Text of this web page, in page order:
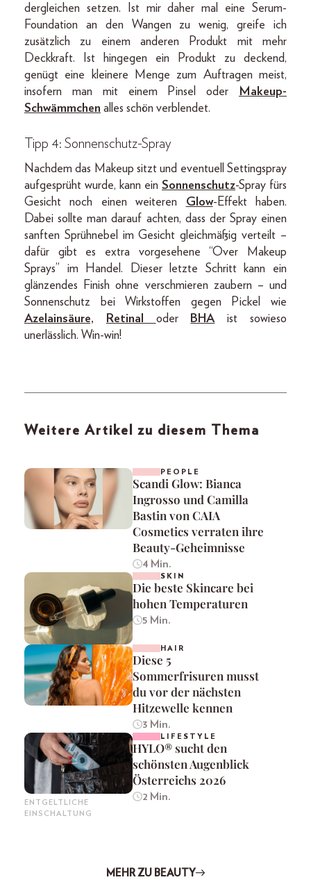
dergleichen setzen. Ist mir daher mal eine Serum-
Foundation an den Wangen zu wenig, greife ich
zusätzlich zu einem anderen Produkt mit mehr
Deckkraft. Ist hingegen ein Produkt zu deckend,
genügt eine kleinere Menge zum Auftragen meist,
insofern man mit einem Pinsel oder
Makeup-
Schwämmchen alles schön verblendet.
Tipp 4: Sonnenschutz-Spray
Nachdem das Makeup sitzt und eventuell Settingspray
aufgesprüht wurde, kann ein Sonnenschutz-Spray fürs
Gesicht noch einen weiteren Glow-Effekt haben.
Dabei sollte man darauf achten, dass der Spray einen
sanften Sprühnebel im Gesicht gleichmäßig verteilt –
dafür gibt es extra vorgesehene “Over Makeup
Sprays” im Handel. Dieser letzte Schritt kann ein
glänzendes Finish ohne verschmieren zaubern – und
Sonnenschutz bei Wirkstoffen gegen Pickel wie
Azelainsäure,
Retinal oder BHAist sowieso
unerlässlich. Win-win!
Weitere Artikel zu diesem Thema
PEOPLE
Scandi Glow: Bianca
Ingrosso und Camilla
Bastin von CAIA
Cosmetics verraten ihre
Beauty-Geheimnisse
4 Min.
SKIN
Die beste Skincare bei
hohen Temperaturen
5 Min.
HAIR
Diese 5
Sommerfrisuren musst
du vor der nächsten
Hitzewelle kennen
3 Min.
ENTGELTLICHE
EINSCHALTUNG
LIFESTYLE
HYLO® sucht den
schönsten Augenblick
Österreichs 2026
2 Min.
MEHR ZU BEAUTY